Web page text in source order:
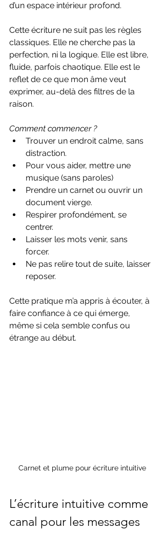
d’un espace intérieur profond.
Cette écriture ne suit pas les règles
classiques. Elle ne cherche pas la
perfection, ni la logique. Elle est libre,
fluide, parfois chaotique. Elle est le
reflet de ce que mon âme veut
exprimer, au-delà des filtres de la
raison.
Comment commencer ?
Trouver un endroit calme, sans
distraction.
Pour vous aider, mettre une
musique (sans paroles)
Prendre un carnet ou ouvrir un
document vierge.
Respirer profondément, se
centrer.
Laisser les mots venir, sans
forcer.
Ne pas relire tout de suite, laisser
reposer.
Cette pratique m’a appris à écouter, à
faire confiance à ce qui émerge,
même si cela semble confus ou
étrange au début.
Carnet et plume pour écriture intuitive
L’écriture intuitive comme
canal pour les messages